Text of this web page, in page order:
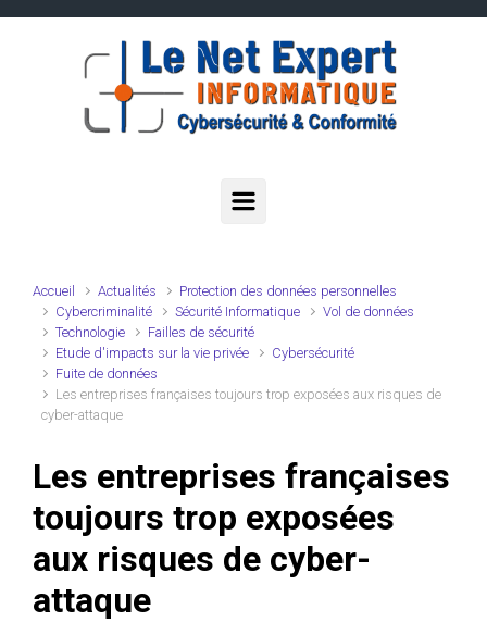
Accueil Actualités
Protection des données personnelles
Cybercriminalité
Sécurité Informatique
Vol de données
Technologie
Failles de sécurité
Etude d'impacts sur la vie privée
Cybersécurité
Fuite de données
Les entreprises françaises toujours trop exposées aux risques de
cyber-attaque
Les entreprises françaises
toujours trop exposées
aux risques de cyber-
attaque